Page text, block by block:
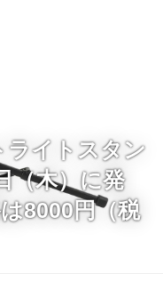
ライトスタン
（木）に発
8000円（税